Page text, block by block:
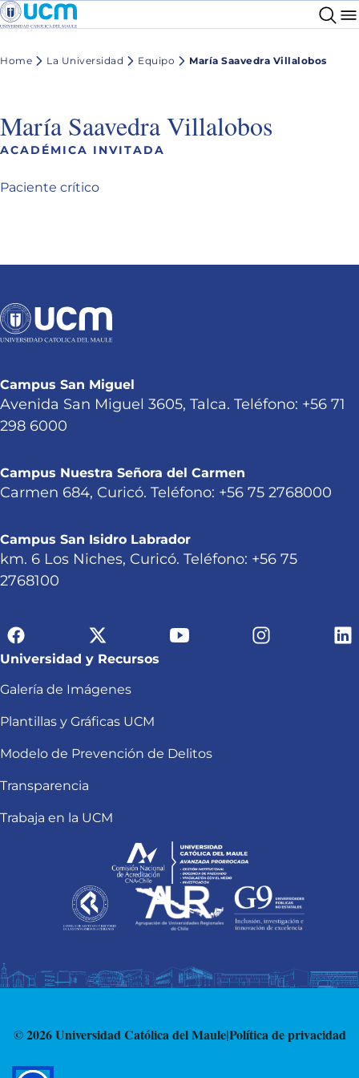
Home La Universidad Equipo María Saavedra Villalobos
María Saavedra Villalobos
ACADÉMICA INVITADA
Paciente crítico
Campus San Miguel
Avenida San Miguel 3605, Talca. Teléfono: +56 71
298 6000
Campus Nuestra Señora del Carmen
Carmen 684, Curicó. Teléfono: +56 75 2768000
Campus San Isidro Labrador
km. 6 Los Niches, Curicó. Teléfono: +56 75
2768100
Universidad y Recursos
Galería de Imágenes
Plantillas y Gráficas UCM
Modelo de Prevención de Delitos
Transparencia
Trabaja en la UCM
© 2026 Universidad Católica del Maule|Política de privacidad